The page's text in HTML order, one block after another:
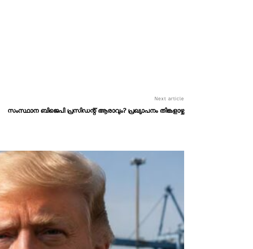
Next article
സംസ്ഥാന ബിജെപി പ്രസിഡന്റ് ആരാവും? പ്രഖ്യാപനം തിങ്കളാഴ്ച